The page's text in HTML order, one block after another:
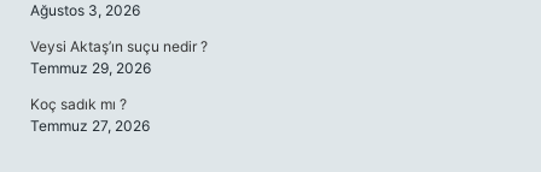
Ağustos 3, 2026
Veysi Aktaş’ın suçu nedir ?
Temmuz 29, 2026
Koç sadık mı ?
Temmuz 27, 2026